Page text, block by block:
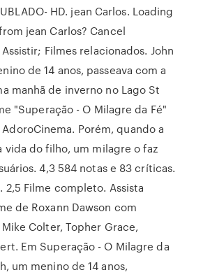
HD. jean Carlos. Loading
jean Carlos? Cancel
Filmes relacionados. John
de 14 anos, passeava com a
manhã de inverno no Lago St
"Superação - O Milagre da Fé"
Porém, quando a
vida do filho, um milagre o faz
4,3 584 notas e 83 críticas.
2,5 Filme completo. Assista
de Roxann Dawson com
Colter, Topher Grace,
Em Superação - O Milagre da
um menino de 14 anos,